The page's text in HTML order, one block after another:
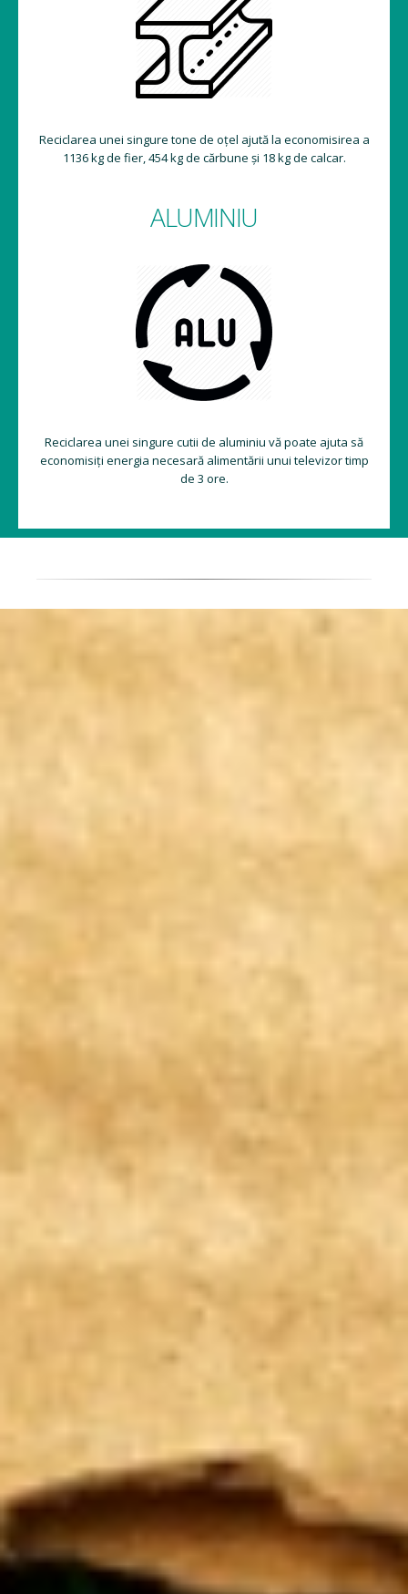
Reciclarea unei singure tone de oțel ajută la economisirea a
1136 kg de fier, 454 kg de cărbune și 18 kg de calcar.
ALUMINIU
Reciclarea unei singure cutii de aluminiu vă poate ajuta să
economisiți energia necesară alimentării unui televizor timp
de 3 ore.